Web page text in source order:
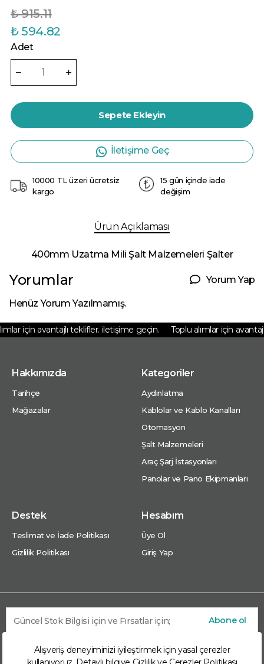
Alışveriş deneyiminizi iyileştirmek için yasal çerezler
₺ 915.11
₺ 594.82
Adet
Sepete Ekleyin
İletişime Geç
10000 TL üzeri ücretsiz
kargo
15 gün içinde iade
değişim
Ürün Açıklaması
400mm Uzatma Mili Şalt Malzemeleri Şalter
Yorumlar Yorum Yap
Henüz Yorum Yazılmamış.
için avantajlı teklifler. iletişime geçin. Toplu alımlar için
Hakkımızda
Tarihçe
Mağazalar
Kategoriler
Aydınlatma
Kablolar ve Kablo Kanalları
Otomasyon
Şalt Malzemeleri
Araç Şarj İstasyonları
Panolar ve Pano Ekipmanları
Destek
Teslimat ve İade Politikası
Gizlilik Politikası
Hesabım
Üye Ol
Giriş Yap
Abone ol